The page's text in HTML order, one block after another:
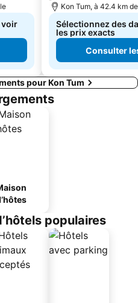
voir
Kon Tum, à 42.4 km
Sélectionnez des
les prix exacts
Consulter
pour Kon Tum
populaires